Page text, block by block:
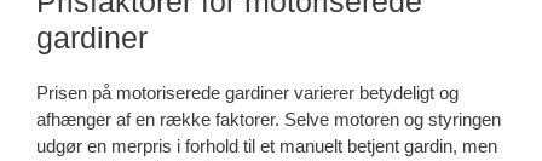
gardiner
Prisen på motoriserede gardiner varierer betydeligt og
afhænger af en række faktorer. Selve motoren og styringen
udgør en merpris i forhold til et manuelt betjent gardin, men